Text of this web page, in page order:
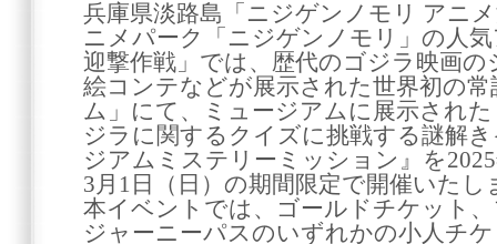
兵庫県淡路島「ニジゲンノモリ アニ
ニメパーク「ニジゲンノモリ」の人
迎撃作戦」では、歴代のゴジラ映画
絵コンテなどが展示された世界初の
ム」にて、ミュージアムに展示され
ジラに関するクイズに挑戦する謎解
ジアムミステリーミッション』を
3月1日（日）の期間限定で開催いたし
本イベントでは、ゴールドチケット
ジャーニーパスのいずれかの小人チ